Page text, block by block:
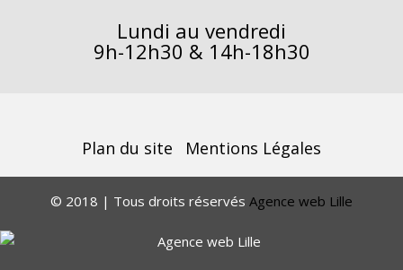
Lundi au vendredi
9h-12h30 & 14h-18h30
Plan du site Mentions Légales
© 2018 | Tous droits réservés Agence web Lille